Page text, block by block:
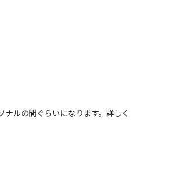
ルの間ぐらいになります。詳しく